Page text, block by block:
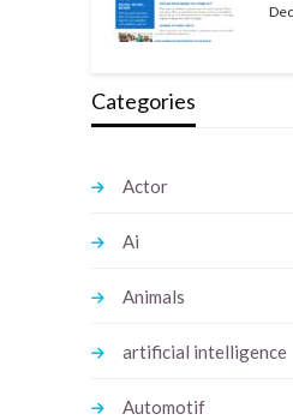
Categories
Actor
Ai
Animals
artificial intelligence
Automotif